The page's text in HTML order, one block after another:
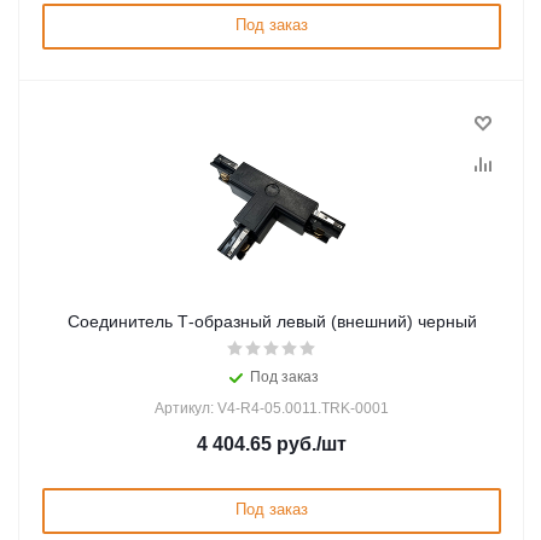
Под заказ
Соединитель Т-образный левый (внешний) черный
Под заказ
Артикул: V4-R4-05.0011.TRK-0001
4 404.65 руб./шт
Под заказ